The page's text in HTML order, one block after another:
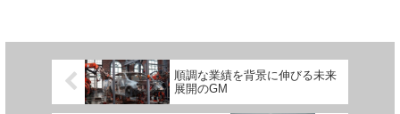
順調な業績を背景に伸びる未来
展開のGM